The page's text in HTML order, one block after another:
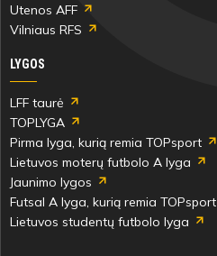
Utenos AFF
Vilniaus RFS
LYGOS
LFF taurė
TOPLYGA
Pirma lyga, kurią remia TOPsport
Lietuvos moterų futbolo A lyga
Jaunimo lygos
Futsal A lyga, kurią remia TOPsport
Lietuvos studentų futbolo lyga